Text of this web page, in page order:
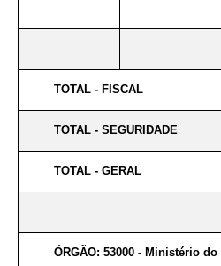
TOTAL - FISCAL
TOTAL - SEGURIDADE
TOTAL - GERAL
ÓRGÃO: 53000 - Ministério